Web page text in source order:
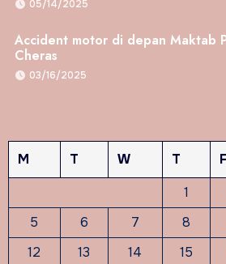
05/14/2025
Accident motor di depan Maktab
Cheras
03/16/2025
M T W T F
1
5
6 7 8
12
13 14 15